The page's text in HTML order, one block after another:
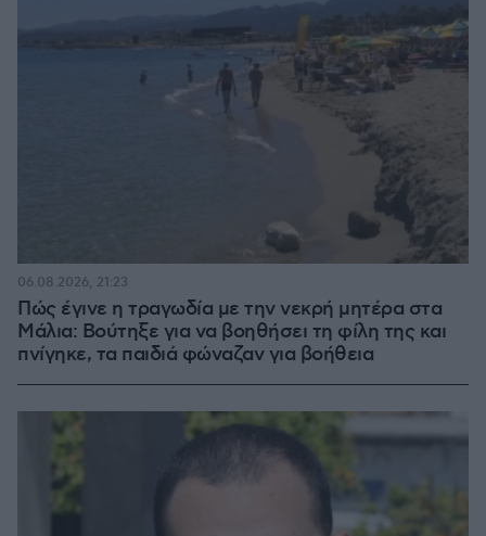
Πώς έγινε η τραγωδία με την νεκρή μητέρα στα
Μάλια: Βούτηξε για να βοηθήσει τη φίλη της και
πνίγηκε, τα παιδιά φώναζαν για βοήθεια
06.08.2026, 21:23